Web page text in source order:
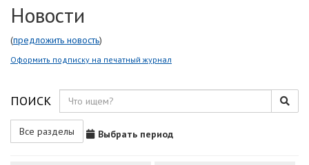
Новости
(предложить новость)
Оформить подписку на печатный журнал
ПОИСК
Все разделы Выбрать период